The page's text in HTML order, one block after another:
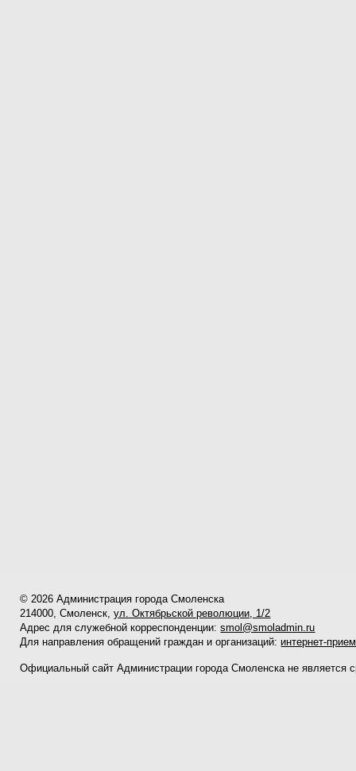
© 2026 Администрация города Смоленска
214000, Смоленск,ул. Октябрьской революции, 1/2
Адрес для служебной корреспонденции:smol@smoladmin.ru
Для направления обращений граждан и организаций: интернет-
Официальный сайт Администрации города Смоленска не является